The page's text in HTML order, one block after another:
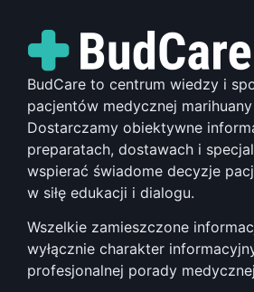
BudCare to centrum wiedzy i
pacjentów medycznej
Dostarczamy obiektywne
preparatach, dostawach i
wspierać świadome decyzje
w siłę edukacji i dialogu.
Wszelkie zamieszczone
wyłącznie charakter
profesjonalnej porady